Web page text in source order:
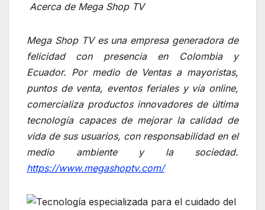
Acerca de Mega Shop TV
Mega Shop TV es una empresa generadora de
felicidad con presencia en Colombia y
Ecuador. Por medio de Ventas a mayoristas,
puntos de venta, eventos feriales y vía online,
comercializa productos innovadores de última
tecnología capaces de mejorar la calidad de
vida de sus usuarios, con responsabilidad en el
medio ambiente y la sociedad.
https://www.megashoptv.com/